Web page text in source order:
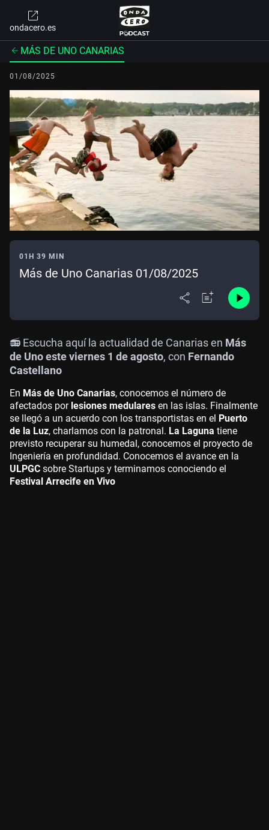
ondacero.es
MÁS DE UNO CANARIAS
01/08/2025
01H 39 MIN
Más de Uno Canarias 01/08/2025
📻 Escucha aquí la actualidad de Canarias en Más
de Uno este viernes 1 de agosto, con Fernando
Castellano
En Más de Uno Canarias, conocemos el número de
afectados porlesiones medulares en las islas. Finalmente
se llegó a un acuerdo con los transportistas en el Puerto
de la Luz, charlamos con la patronal. La Laguna tiene
previsto recuperar su humedal, conocemos el proyecto de
Ingeniería en profundidad. Conocemos el avance en la
ULPGC sobre Startups y terminamos conociendo el
Festival Arrecife en Vivo